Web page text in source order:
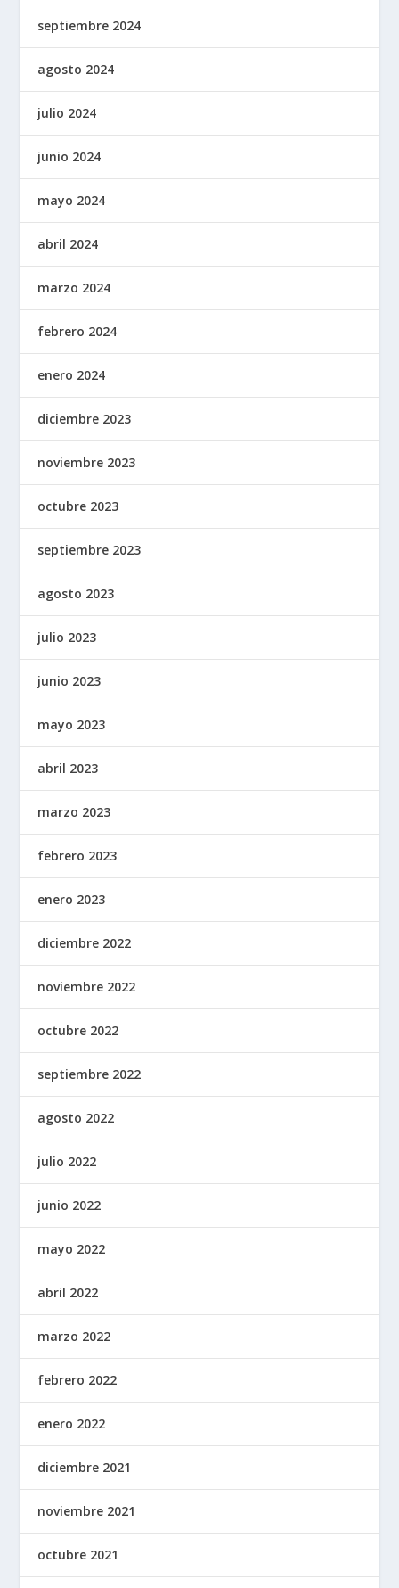
septiembre 2024
agosto 2024
julio 2024
junio 2024
mayo 2024
abril 2024
marzo 2024
febrero 2024
enero 2024
diciembre 2023
noviembre 2023
octubre 2023
septiembre 2023
agosto 2023
julio 2023
junio 2023
mayo 2023
abril 2023
marzo 2023
febrero 2023
enero 2023
diciembre 2022
noviembre 2022
octubre 2022
septiembre 2022
agosto 2022
julio 2022
junio 2022
mayo 2022
abril 2022
marzo 2022
febrero 2022
enero 2022
diciembre 2021
noviembre 2021
octubre 2021